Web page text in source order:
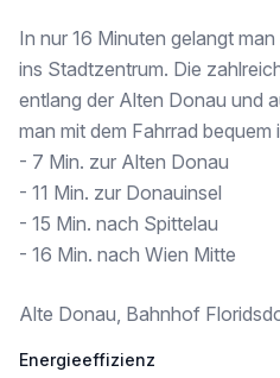
Universität <250m
Höhere Schule <500m
Nahversorgung
Supermarkt <250m
Bäckerei <250m
Sonstige
Geldautomat <250m
Polizei <750m
Verkehr
In nur 16 Minuten gelangt
ins Stadtzentrum. Die
entlang der Alten Donau und
man mit dem Fahrrad
- 7 Min. zur Alten Donau
- 11 Min. zur Donauinsel
- 15 Min. nach Spittelau
- 16 Min. nach Wien Mitte
Alte Donau, Bahnhof
Energieeffizienz